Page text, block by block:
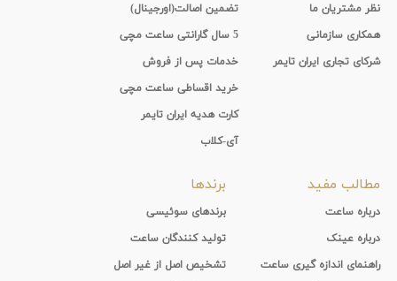
نظر مشتریان ما
همکاری سازمانی
شرکای تجاری ایران تایمر
تضمین اصالت(اورجینال)
5 سال گارانتی ساعت مچی
خدمات پس از فروش
خرید اقساطی ساعت مچی
کارت هدیه ایران تایمر
آی-کلاب
مطالب مفید
درباره ساعت
درباره عینک
راهنمای اندازه گیری ساعت
برندها
برندهای سوئیسی
تولید کنندگان ساعت
تشخیص اصل از غیر اصل